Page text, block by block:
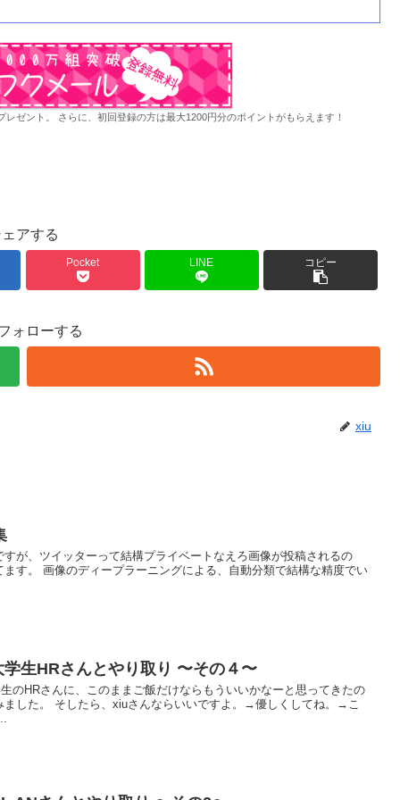
ゼント。 さらに、初回登録の方は最大1200円分のポイントがもらえます！
アする
Pocket LINE コピー
ォローする
xiu
が、ツイッターって結構プライベートなえろ画像が投稿されるの
す。 画像のディープラーニングによる、自動分類で結構な精度でい
生HRさんとやり取り 〜その４〜
のHRさんに、このままご飯だけならもういいかなーと思ってきたの
ました。 そしたら、xiuさんならいいですよ。→優しくしてね。→こ